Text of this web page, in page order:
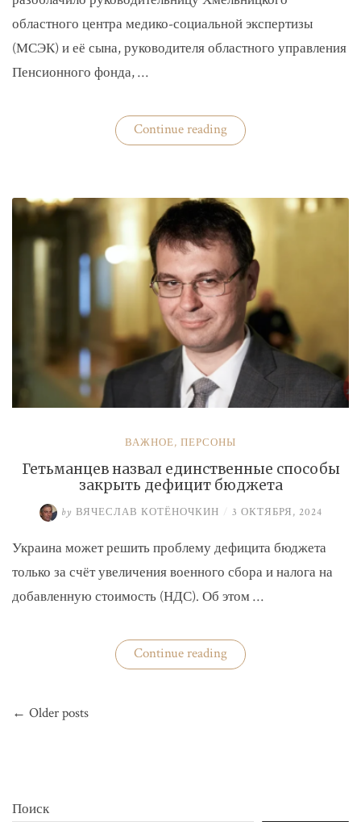
областного центра медико-социальной экспертизы
(МСЭК) и её сына, руководителя областного управления
Пенсионного фонда, …
Continue reading«В
Хмельницком
сын
зарабатывали
на
уклонистах»
ВАЖНОЕ, ПЕРСОНЫ
Гетьманцев назвал единственные способы
закрыть дефицит бюджета
by ВЯЧЕСЛАВ КОТЁНОЧКИН / 3 ОКТЯБРЯ, 2024
Украина может решить проблему дефицита бюджета
только за счёт увеличения военного сбора и налога на
добавленную стоимость (НДС). Об этом …
Continue reading«Гетьманцев
назвал
по
← Older posts
Поиск